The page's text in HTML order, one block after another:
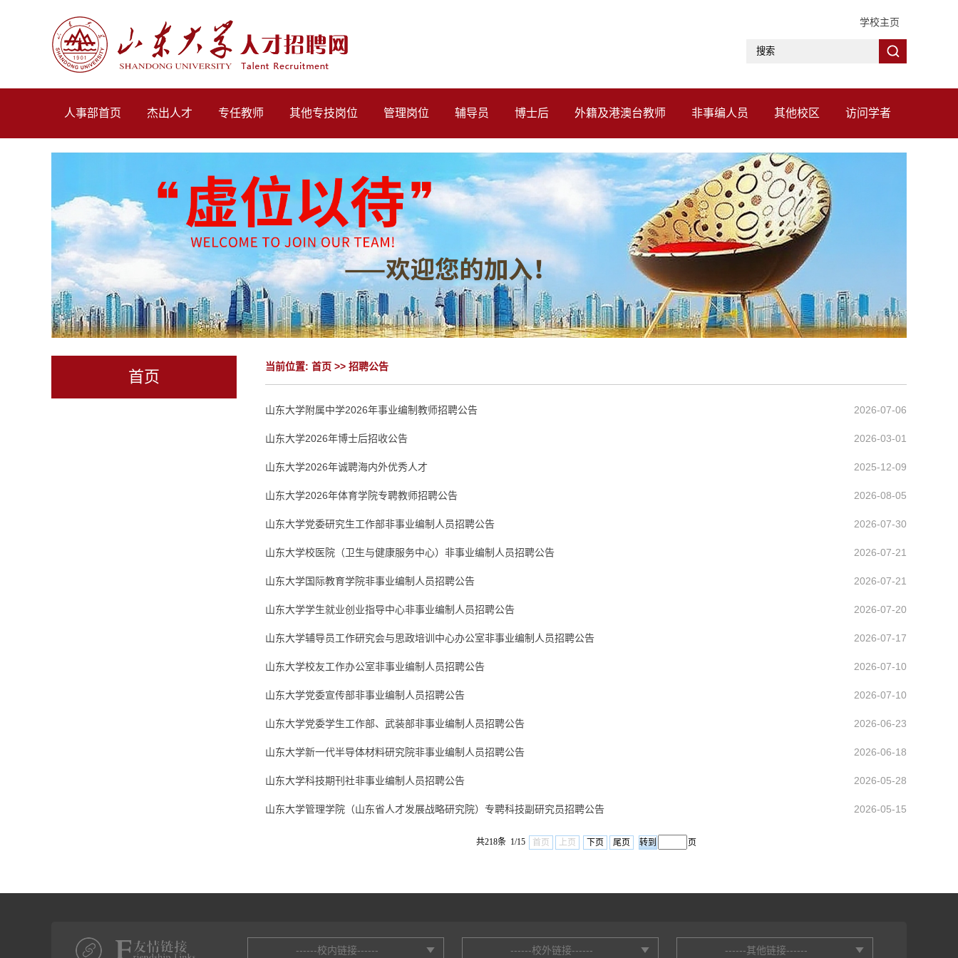
学校主页
人事部首页 杰出人才 专任教师 其他专技岗位 管理岗位 辅导员 博士后 外籍及港澳台教师 非事编人员 其他校区 访问学者
首页
当前位置: 首页 >> 招聘公告
山东大学附属中学2026年事业编制教师招聘公告 2026-07-06
山东大学2026年博士后招收公告 2026-03-01
山东大学2026年诚聘海内外优秀人才 2025-12-09
山东大学2026年体育学院专聘教师招聘公告 2026-08-05
山东大学党委研究生工作部非事业编制人员招聘公告 2026-07-30
山东大学校医院（卫生与健康服务中心）非事业编制人员招聘公告 2026-07-21
山东大学国际教育学院非事业编制人员招聘公告 2026-07-21
山东大学学生就业创业指导中心非事业编制人员招聘公告 2026-07-20
山东大学辅导员工作研究会与思政培训中心办公室非事业编制人员招聘公告 2026-07-17
山东大学校友工作办公室非事业编制人员招聘公告 2026-07-10
山东大学党委宣传部非事业编制人员招聘公告 2026-07-10
山东大学党委学生工作部、武装部非事业编制人员招聘公告 2026-06-23
山东大学新一代半导体材料研究院非事业编制人员招聘公告 2026-06-18
山东大学科技期刊社非事业编制人员招聘公告 2026-05-28
山东大学管理学院（山东省人才发展战略研究院）专聘科技副研究员招聘公告 2026-05-15
共218条 1/15 首页 上页 下页 尾页 页
------校内链接------ ------校外链接------ ------其他链接------